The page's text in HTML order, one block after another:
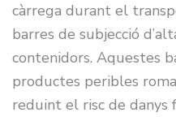
càrrega durant el
barres de subjecció
contenidors. Aquestes
productes peribles
reduint el risc de danys